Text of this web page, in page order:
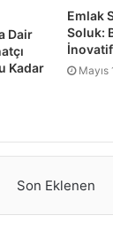
Dair
Kadar
Emlak
Soluk:
İnovatif
Son Eklenen